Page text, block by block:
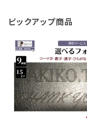
ピックアップ商品